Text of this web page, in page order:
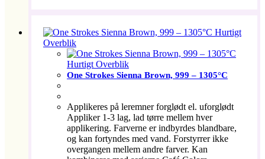
Hurtigt
Overblik
Hurtigt Overblik
One Strokes Sienna Brown, 999 – 1305°C
Applikeres på leremner forglødt el. uforglødt
Appliker 1-3 lag, lad tørre mellem hver
applikering. Farverne er indbyrdes blandbare,
og kan fortyndes med vand. Forstyrrer ikke
overgangen mellem andre farver. Kan